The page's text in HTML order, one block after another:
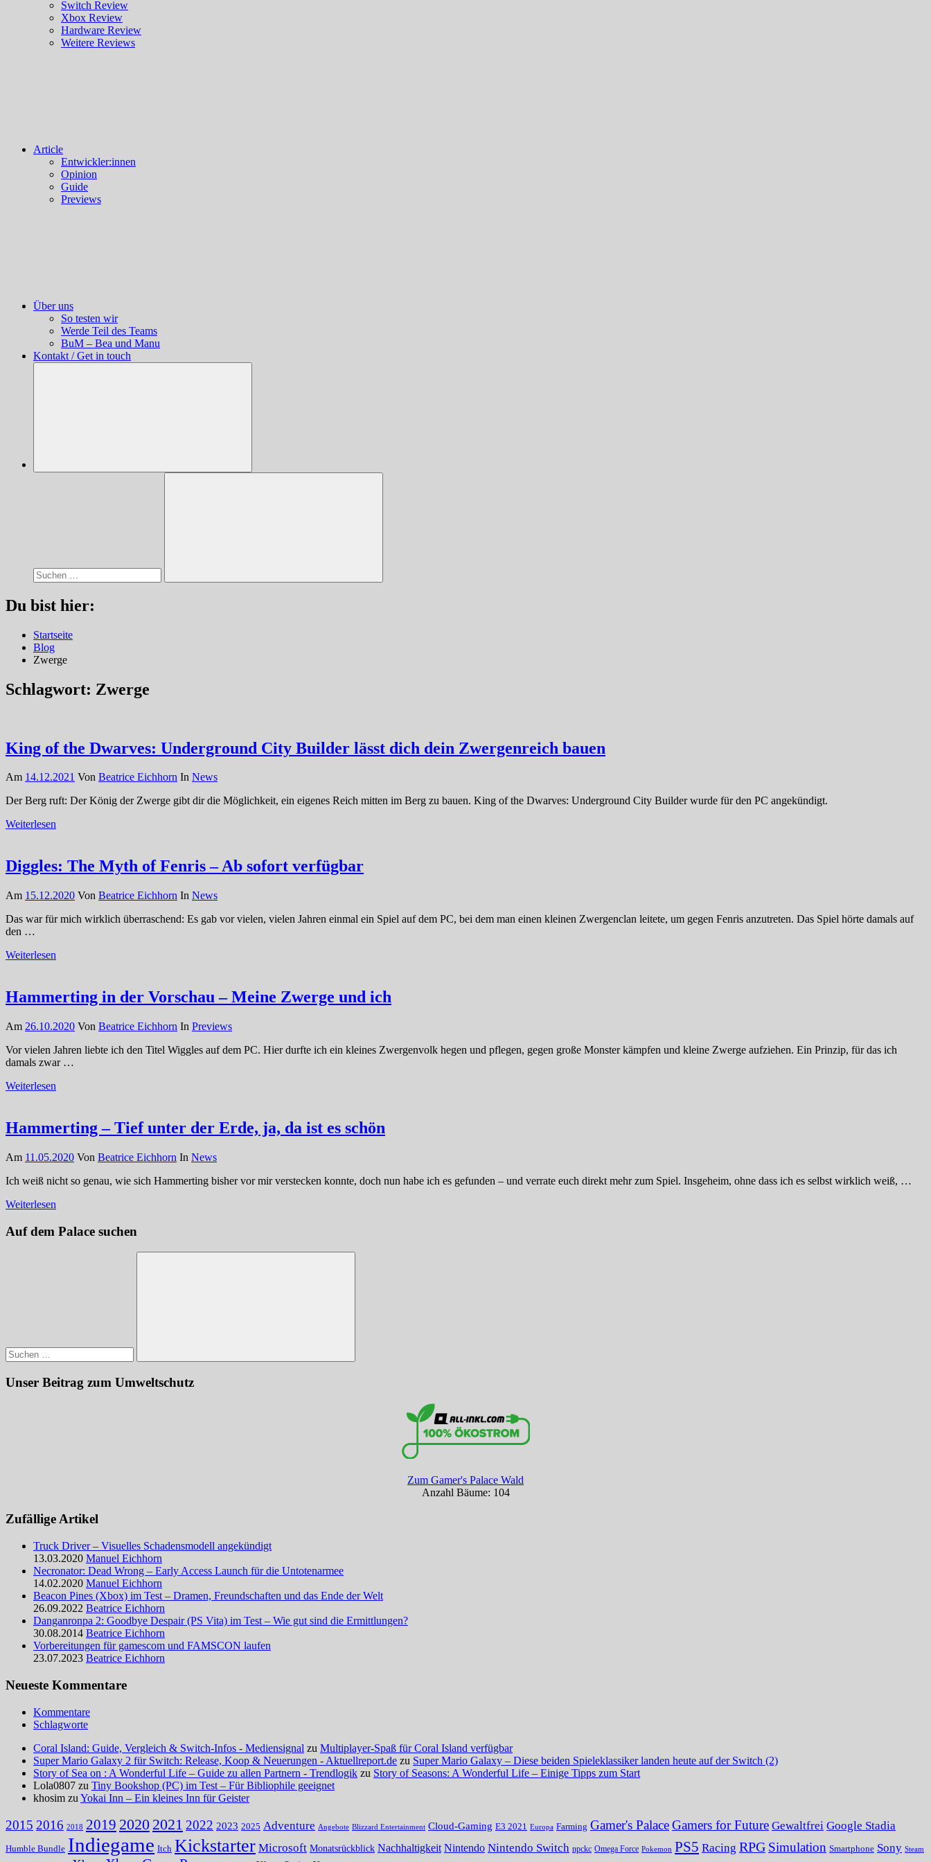
Switch Review
Xbox Review
Hardware Review
Weitere Reviews
Article
Entwickler:innen
Opinion
Guide
Previews
Über uns
So testen wir
Werde Teil des Teams
BuM – Bea und Manu
Kontakt / Get in touch
Suchen
Du bist hier:
Startseite
Blog
Zwerge
Schlagwort: Zwerge
King of the Dwarves: Underground City Builder lässt dich dein Zwergenreich bauen
Am 14.12.2021 Von Beatrice Eichhorn In News
Der Berg ruft: Der König der Zwerge gibt dir die Möglichkeit, ein eigenes Reich mitten im Berg zu bauen. King of the Dwarves: Underground City Builder wurde für den PC angekündigt.
Weiterlesen
Diggles: The Myth of Fenris – Ab sofort verfügbar
Am 15.12.2020 Von Beatrice Eichhorn In News
Das war für mich wirklich überraschend: Es gab vor vielen, vielen Jahren einmal ein Spiel auf dem PC, bei dem man einen kleinen Zwergenclan leitete, um gegen Fenris anzutreten. Das Spiel hörte damals auf
den …
Weiterlesen
Hammerting in der Vorschau – Meine Zwerge und ich
Am 26.10.2020 Von Beatrice Eichhorn In Previews
Vor vielen Jahren liebte ich den Titel Wiggles auf dem PC. Hier durfte ich ein kleines Zwergenvolk hegen und pflegen, gegen große Monster kämpfen und kleine Zwerge aufziehen. Ein Prinzip, für das ich
damals zwar …
Weiterlesen
Hammerting – Tief unter der Erde, ja, da ist es schön
Am 11.05.2020 Von Beatrice Eichhorn In News
Ich weiß nicht so genau, wie sich Hammerting bisher vor mir verstecken konnte, doch nun habe ich es gefunden – und verrate euch direkt mehr zum Spiel. Insgeheim, ohne dass ich es selbst wirklich weiß, …
Weiterlesen
Auf dem Palace suchen
Suchen
Unser Beitrag zum Umweltschutz
Zum Gamer's Palace Wald
Anzahl Bäume: 104
Zufällige Artikel
Truck Driver – Visuelles Schadensmodell angekündigt
13.03.2020 Manuel Eichhorn
Necronator: Dead Wrong – Early Access Launch für die Untotenarmee
14.02.2020 Manuel Eichhorn
Beacon Pines (Xbox) im Test – Dramen, Freundschaften und das Ende der Welt
26.09.2022 Beatrice Eichhorn
Danganronpa 2: Goodbye Despair (PS Vita) im Test – Wie gut sind die Ermittlungen?
30.08.2014 Beatrice Eichhorn
Vorbereitungen für gamescom und FAMSCON laufen
23.07.2023 Beatrice Eichhorn
Neueste Kommentare
Kommentare
Schlagworte
Coral Island: Guide, Vergleich & Switch-Infos - Mediensignal zu Multiplayer-Spaß für Coral Island verfügbar
Super Mario Galaxy 2 für Switch: Release, Koop & Neuerungen - Aktuellreport.de zu Super Mario Galaxy – Diese beiden Spieleklassiker landen heute auf der Switch (2)
Story of Sea on : A Wonderful Life – Guide zu allen Partnern - Trendlogik zu Story of Seasons: A Wonderful Life – Einige Tipps zum Start
Lola0807 zu Tiny Bookshop (PC) im Test – Für Bibliophile geeignet
khosim zu Yokai Inn – Ein kleines Inn für Geister
2015 2016 2018 2019 2020 2021 2022 2023 2025 Adventure Angebote Blizzard Entertainment Cloud-Gaming E3 2021 Europa Farming Gamer's PalaceGamers for Future Gewaltfrei Google Stadia
Humble Bundle Indiegame Itch Kickstarter Microsoft Monatsrückblick Nachhaltigkeit Nintendo Nintendo Switch npckc Omega Force Pokemon PS5 Racing RPG Simulation Smartphone Sony Steam